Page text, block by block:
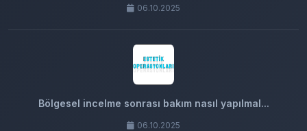
06.10.2025
Bölgesel incelme sonrası bakım nasıl yapılmal...
06.10.2025